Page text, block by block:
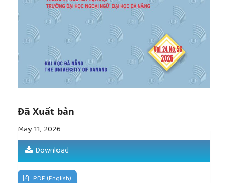
Paige, Ed., Intercultural Press, 1993, pp. 27-71.
[12]B. Lian and Y. Tseng, "Soft power, higher
education and international student flow",
Higher
Education, vol. 66, no. 4, pp. 455–471, 2018.
[13]N. J. Cull, "Public Diplomacy: Lessons from the
Past", Figueroa Press, 2009.
[14]
I. Manor, "The Digitalization of Public
Diplomacy", Palgrave Macmillan, 2019.
Discourse: The Modes and Media of Contemporary
[16]C. B. Cazden, "A pedagogy of multiliteracies:
Designing social future",Harvard Educational
Review, vol. 66, no. 1, pp. 60-92, 1996.
DOI:10.17763/haer.66.1.17370n67v22j160u
[17]R. Godwin-Jones, "Augmented reality and virtual
Đã Xuất bản
May 11, 2026
Download
PDF (English)